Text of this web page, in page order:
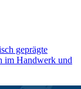
geprägte
im Handwerk und